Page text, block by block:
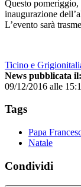
Questo pomeriggio,
inaugurazione
L’evento sarà
Ticino e
News pubblicata il:
09/12/2016 alle
Tags
Papa
Natale
Condividi